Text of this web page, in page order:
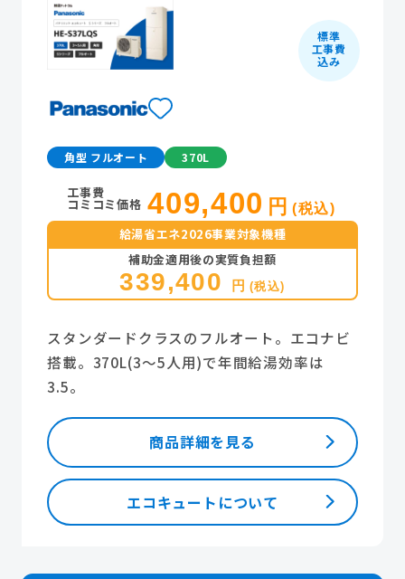
角型 フルオート 370L
標準
工事費
込み
スタンダードクラスのフルオート。エコナビ
搭載。370L(3～5人用)で年間給湯効率は
3.5。
給湯省エネ2026事業対象機種
補助金適用後の実質負担額
339,400 円 (税込)
工事費
コミコミ価格 409,400 円 (税込)
商品詳細を見る
エコキュートについて